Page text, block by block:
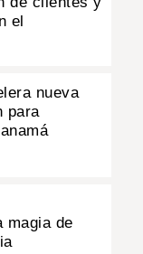
el
nueva
para
magia de